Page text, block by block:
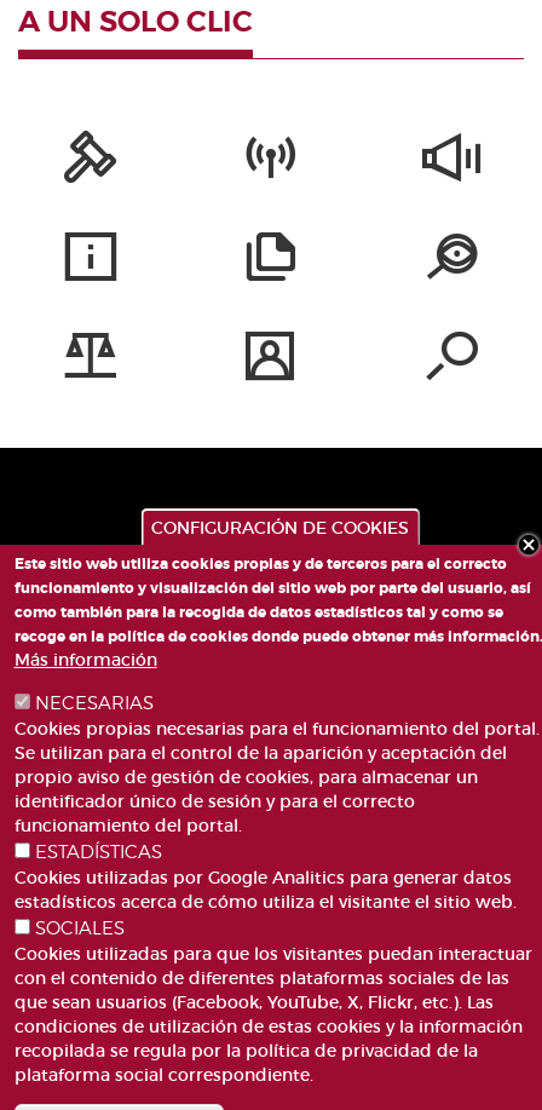
A UN SOLO CLIC
PLAZA DE SAN LORENZO, 4 VALÈNCIA 46003
Pie
de
página
ACCESIBILIDAD
AVISO LEGAL
CANAL DE DENÚNCIES
CONTACTO
GLOSARIO
MAPA WEB
POLÍTICA DE COOKIES
CONFIGURACIÓN DE COOKIES
Este sitio web utiliza cookies propias y de terceros para el correcto
funcionamiento y visualización del sitio web por parte del usuario, así
como también para la recogida de datos estadísticos tal y como se
recoge en la política de cookies donde puede obtener más información.
Más información
NECESARIAS
Cookies propias necesarias para el funcionamiento del portal.
Se utilizan para el control de la aparición y aceptación del
propio aviso de gestión de cookies, para almacenar un
identificador único de sesión y para el correcto
funcionamiento del portal.
ESTADÍSTICAS
Cookies utilizadas por Google Analitics para generar datos
estadísticos acerca de cómo utiliza el visitante el sitio web.
SOCIALES
Cookies utilizadas para que los visitantes puedan interactuar
con el contenido de diferentes plataformas sociales de las
que sean usuarios (Facebook, YouTube, X, Flickr, etc.). Las
condiciones de utilización de estas cookies y la información
recopilada se regula por la política de privacidad de la
plataforma social correspondiente.